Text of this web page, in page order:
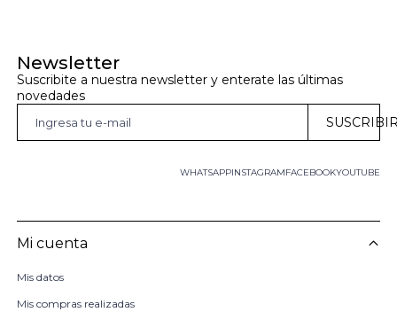
Newsletter
Suscribite a nuestra newsletter y enterate las últimas
novedades
WHATSAPP FACEBOOKYOUTUBE
INSTAGRAM
Mi cuenta
Mis datos
Mis compras realizadas